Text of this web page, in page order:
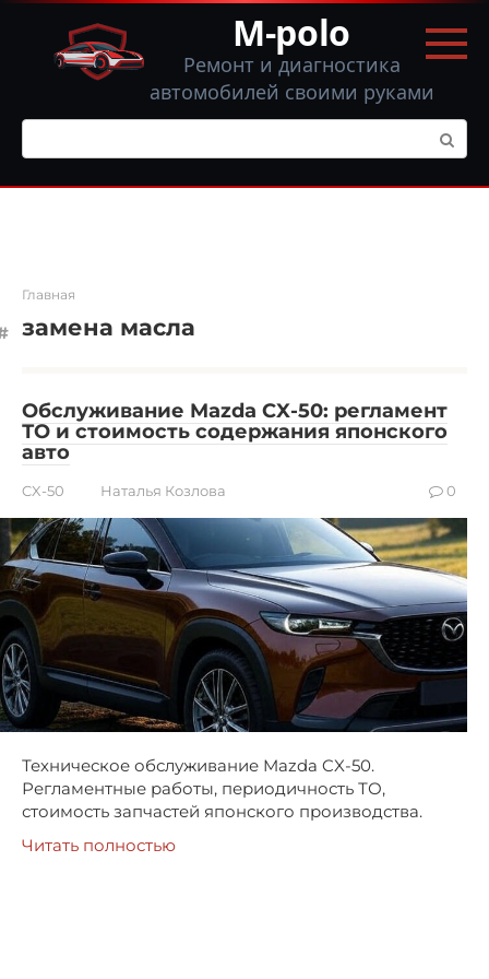
Перейти
контенту
M-polo
Ремонт и диагностика
автомобилей своими руками
Поиск:
Главная
замена масла
Обслуживание Mazda CX-50: регламент
ТО и стоимость содержания японского
авто
CX-50 Наталья Козлова 0
Техническое обслуживание Mazda CX-50.
Регламентные работы, периодичность ТО,
стоимость запчастей японского производства.
Читать полностью